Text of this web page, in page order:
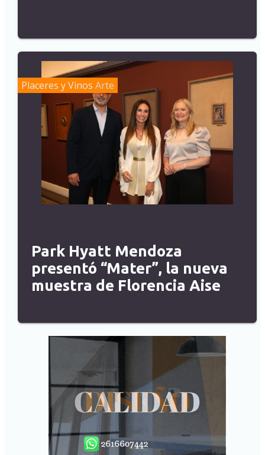
Placeres y Vinos Arte
Park Hyatt Mendoza
presentó “Mater”, la nueva
muestra de Florencia Aise